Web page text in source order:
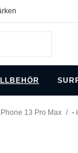
13 Pro Max / -